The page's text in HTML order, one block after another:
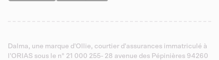
Dalma, une marque d'Ollie, courtier d'assurances immatriculé à
l'ORIAS sous le n° 21 000 255- 28 avenue des Pépinières 94260